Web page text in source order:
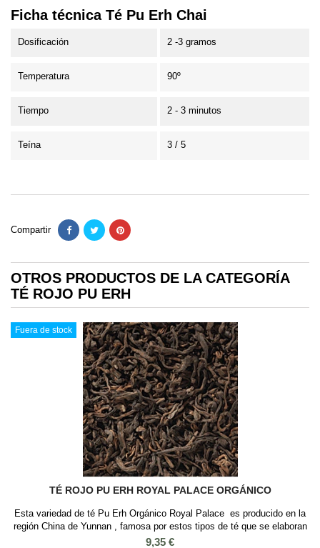
Ficha técnica Té Pu Erh Chai
Dosificación 2 -3 gramos
Temperatura 90º
Tiempo 2 - 3 minutos
Teína 3 / 5
Compartir
OTROS PRODUCTOS DE LA CATEGORÍA
TÉ ROJO PU ERH
Fuera de stock
TÉ ROJO PU ERH ROYAL PALACE ORGÁNICO
Esta variedad de té Pu Erh Orgánico Royal Palace es producido en la
región China de Yunnan , famosa por estos tipos de té que se elaboran
mediante un proceso de fermentación de hojas grandes de té y
Precio
9,35 €